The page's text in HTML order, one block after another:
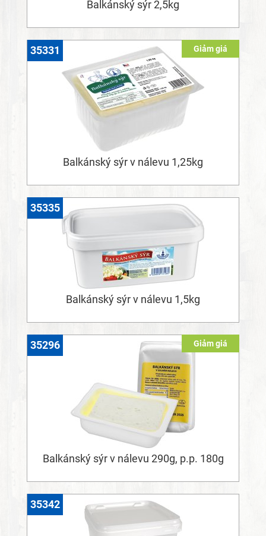
Balkánský sýr 2,5kg
Giảm giá
Balkánský sýr v nálevu 1,25kg
35331
Balkánský sýr v nálevu 1,5kg
35335
Giảm giá
Balkánský sýr v nálevu 290g, p.p. 180g
35296
35342